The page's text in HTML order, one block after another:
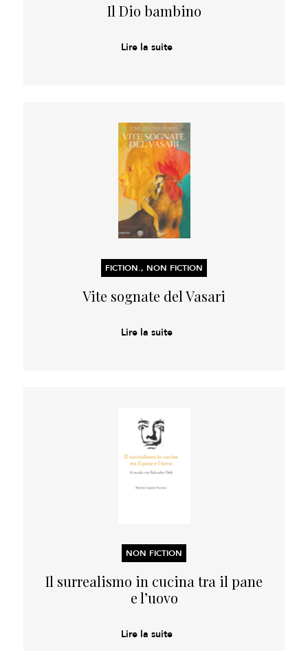
Il Dio bambino
Lire la suite
FICTION., NON FICTION
Vite sognate del Vasari
Lire la suite
NON FICTION
Il surrealismo in cucina tra il pane
e l’uovo
Lire la suite